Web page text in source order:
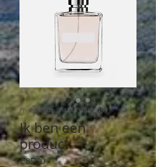
Productcode: 364215376135199
Ik ben een
product
€ 85,00Prijs